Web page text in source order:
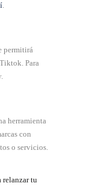
.
permitirá
Para
herramienta
con
o servicios.
relanzar tu